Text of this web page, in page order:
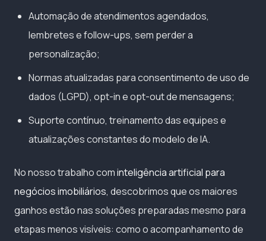
Automação de atendimentos agendados,
lembretes e follow-ups, sem perder a
personalização;
Normas atualizadas para consentimento de uso de
dados (LGPD), opt-in e opt-out de mensagens;
Suporte contínuo, treinamento das equipes e
atualizações constantes do modelo de IA.
No nosso trabalho cominteligência artificial para
negócios imobiliários, descobrimos que os maiores
ganhos estão nas soluções preparadas mesmo para
etapas menos visíveis: como o acompanhamento de